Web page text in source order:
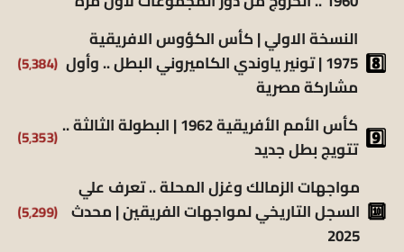
النسخة الاولي | كأس الكؤوس الافريقية
1975 | تونير ياوندي الكاميروني البطل .. وأول
مشاركة مصرية
(5٬384)
كأس الأمم الأفريقية 1962 | البطولة الثالثة ..
تتويج بطل جديد
(5٬353)
مواجهات الزمالك وغزل المحلة .. تعرف علي
السجل التاريخي لمواجهات الفريقين | محدث
2025
(5٬299)